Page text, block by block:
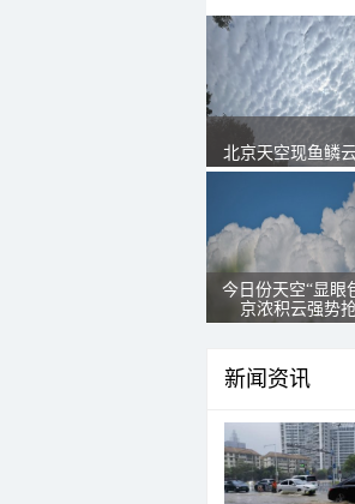
北京天空现鱼鳞
今日份天空“显眼
京浓积云强势
新闻资讯